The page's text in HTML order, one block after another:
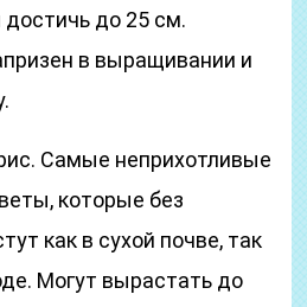
до 25 см.
в выращивании и
Самые неприхотливые
которые без
как в сухой почве, так
Могут вырастать до